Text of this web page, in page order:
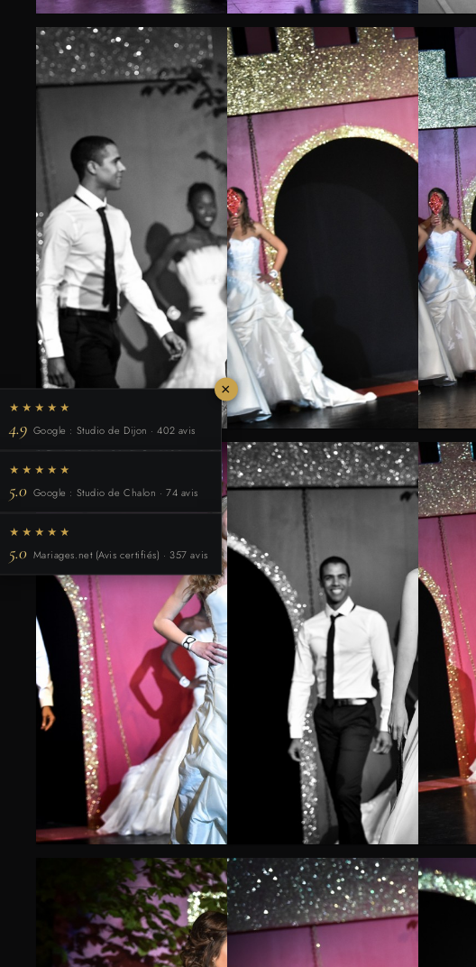
×
★★★★★
4.9 Google : Studio de Dijon · 402 avis
★★★★★
5.0 Google : Studio de Chalon · 74 avis
★★★★★
5.0 Mariages.net (Avis certifiés) · 357 avis